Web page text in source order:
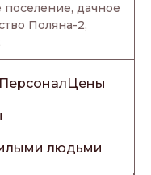
дачное
Поляна-2,
ПерсоналЦены
людьми